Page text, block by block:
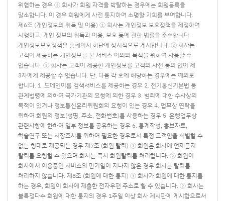
위협하는 경우 ③ 회사가 회원 자격을 박탈하는 경우에는 회원등록을
말소합니다. 이 경우 회원에게 사전 통지하여 소명할 기회를 부여합니다.
제6조 (개인정보의 취득 및 이용) ① 회사는 개인정보 보호정책을 제정하여
시행하고, 개인 정보의 취득과 이용, 보호 등에 관한 법률을 준수합니다.
개인정보보호정책은 홈페이지 하단에 상시적으로 게시합니다. ② 회사는
고객이 제공하는 개인정보를 본 서비스 이외의 목적을 위하여 사용할 수
없습니다. ③ 회사는 고객이 제공한 개인정보를 고객의 사전 동의 없이 제
3자에게 제공할 수 없습니다. 단, 다음 각 호에 해당하는 경우에는 예외로
합니다. 1. 도메인이름 검색서비스를 제공하는 경우 2. 전기통신기본법 등
관계법령에 의하여 국가기관의 요청에 의한 경우 3. 범죄에 대한 수사상의
목적이 있거나 정보통신윤리위원회의 요청이 있는 경우 4. 업무상 연락을
위하여 회원의 정보(성명, 주소, 전화번호)를 사용하는 경우 5. 은행업무상
관련사항에 한하여 일부 정보를 공유하는 경우 6. 통계작성, 홍보자료,
학술연구 또는 시장조사를 위하여 필요한 경우로서 특정 고객임을 식별할 수
없는 형태로 제공되는 경우 제7조 (회원 탈퇴) ① 회원은 회사에 언제든지
탈퇴를 요청할 수 있으며 회사는 즉시 회원탈퇴를 처리합니다. ② 회원이
회사에서 이용중인 서비스의 만기일이 지나지 않은 경우 회사는 탈퇴를
처리하지 않습니다. 제8조 (회원에 대한 통지) ① 회사가 회원에 대한 통지를
하는 경우, 회원이 회사에 제출한 전자우편 주소로 할 수 있습니다. ② 회사는
불특정다수 회원에 대한 통지의 경우 1주일 이상 회사 게시판에 게시함으로서